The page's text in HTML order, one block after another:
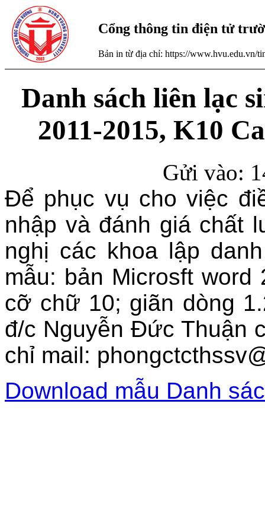
Cổng thông tin điện tử
Bản in từ địa chỉ: https://www.hvu.edu.vn/
Danh sách liên lạc
2011-2015, K10
Gửi vào:
Để phục vụ cho việc
nhập và đánh giá chất
nghị các khoa lập
mẫu: bản Microsft
cỡ chữ 10; giãn dòng
đ/c Nguyễn Đức Thuận
chỉ mail:
Download mẫu Danh